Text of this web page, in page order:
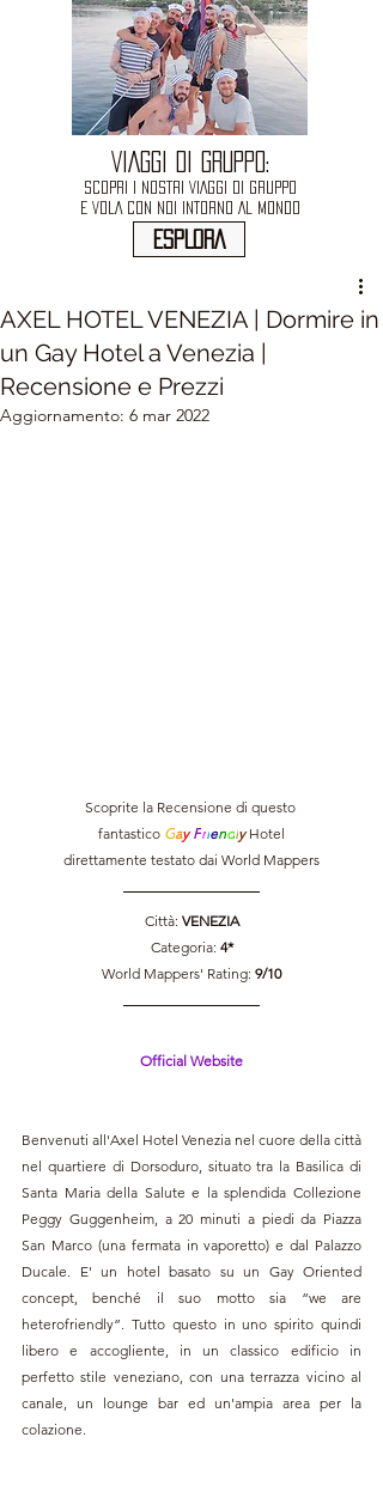
VIAGGI DI GRUPPO:
SCOPRI I NOSTRI VIAGGI DI GRUPPO
E VOLA CON NOI INTORNO AL MONDO
ESPLORA
AXEL HOTEL VENEZIA | Dormire in
un Gay Hotel a Venezia |
Recensione e Prezzi
Aggiornamento: 6 mar 2022
Scoprite la Recensione di questo
fantastico Gay Friendly Hotel
direttamente testato dai World Mappers
Città: VENEZIA
Categoria: 4*
World Mappers' Rating: 9/10
Official Website
Benvenuti all'Axel Hotel Venezia nel cuore della città
nel quartiere di Dorsoduro, situato tra la Basilica di
Santa Maria della Salute e la splendida Collezione
Peggy Guggenheim, a 20 minuti a piedi da Piazza
San Marco (una fermata in vaporetto) e dal Palazzo
concept, benché il suo motto sia “we are
heterofriendly”. Tutto questo in uno spirito quindi
libero e accogliente, in un classico edificio in
perfetto stile veneziano, con una terrazza vicino al
canale, un lounge bar ed un'ampia area per la
colazione.